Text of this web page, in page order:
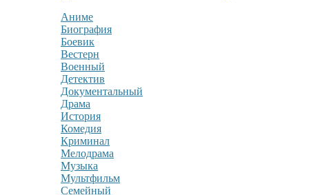
Аниме
Биография
Боевик
Вестерн
Военный
Детектив
Документальный
Драма
История
Комедия
Криминал
Мелодрама
Музыка
Мультфильм
Семейный